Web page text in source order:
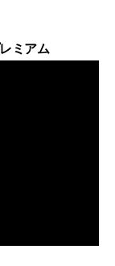
ミアム